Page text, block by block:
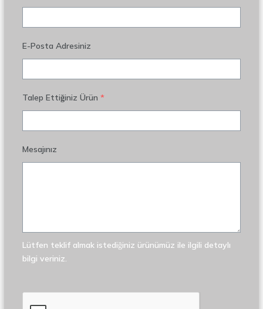
E-Posta Adresiniz
Talep Ettiğiniz Ürün *
Mesajınız
Lütfen teklif almak istediğiniz ürünümüz ile ilgili detaylı
bilgi veriniz.